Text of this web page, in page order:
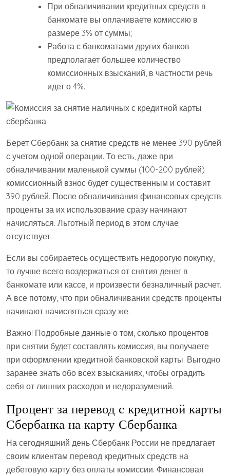
При обналичивании кредитных средств в
банкомате вы оплачиваете комиссию в
размере 3% от суммы;
Работа с банкоматами других банков
предполагает большее количество
комиссионных взысканий, в частности речь
идет о 4%.
Берет Сбербанк за снятие средств не менее 390 рублей
с учетом одной операции. То есть, даже при
обналичивании маленькой суммы (100-200 рублей)
комиссионный взнос будет существенным и составит
390 рублей. После обналичивания финансовых средств
проценты за их использование сразу начинают
начисляться. Льготный период в этом случае
отсутствует.
Если вы собираетесь осуществить недорогую покупку,
то лучше всего воздержаться от снятия денег в
банкомате или кассе, и произвести безналичный расчет.
А все потому, что при обналичивании средств проценты
начинают начисляться сразу же.
Важно! Подробные данные о том, сколько процентов
при снятии будет составлять комиссия, вы получаете
при оформлении кредитной банковской карты. Выгодно
заранее знать обо всех взысканиях, чтобы оградить
себя от лишних расходов и недоразумений.
Процент за перевод с кредитной карты
Сбербанка на карту Сбербанка
На сегодняшний день Сбербанк России не предлагает
своим клиентам перевод кредитных средств на
дебетовую карту без оплаты комиссии. Финансовая